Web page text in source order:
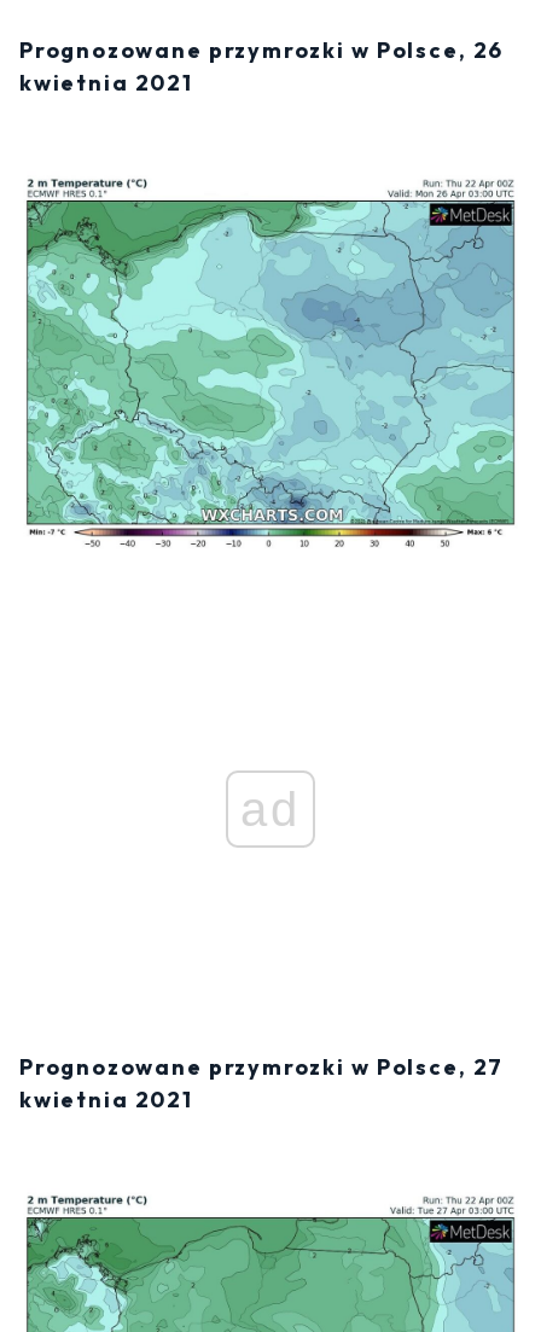
Prognozowane przymrozki w Polsce, 26
kwietnia 2021
ad
Prognozowane przymrozki w Polsce, 27
kwietnia 2021